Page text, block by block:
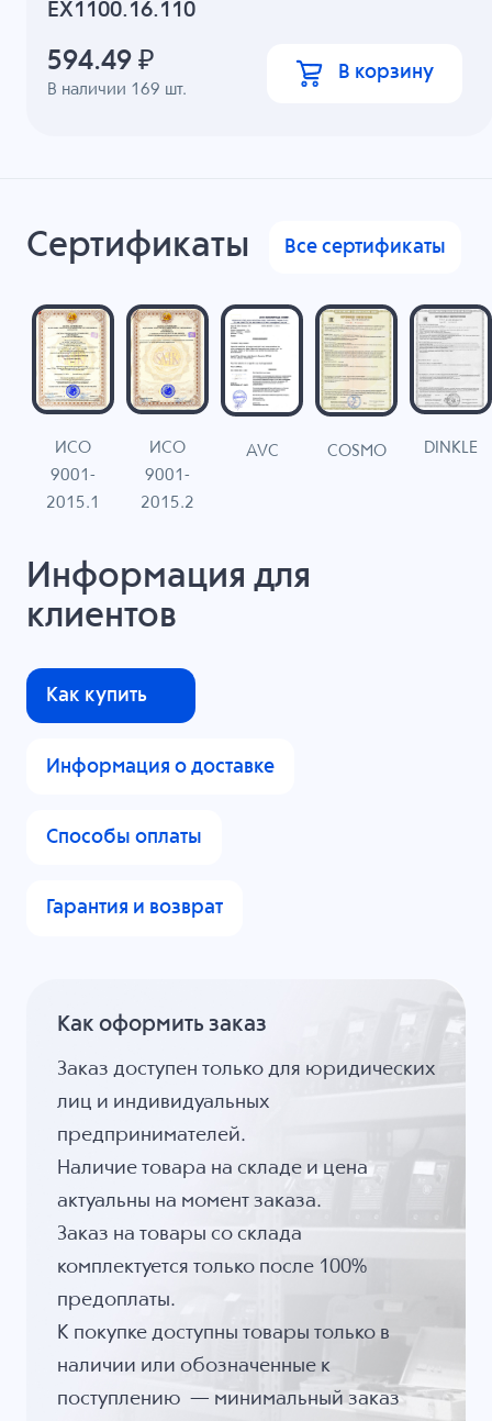
EX1100.16.110
В наличии 169 шт.
594.49 ₽ В корзину
Сертификаты Все сертификаты
ИСО
9001-
2015.1
ИСО
9001-
2015.2
AVC COSMO DINKLE
Информация для
клиентов
Как купить
Информация о доставке
Способы оплаты
Гарантия и возврат
Как оформить заказ
Заказ доступен только для юридических
лиц и индивидуальных
предпринимателей.
Наличие товара на складе и цена
актуальны на момент заказа.
Заказ на товары со склада
комплектуется только после 100%
предоплаты.
К покупке доступны товары только в
наличии или обозначенные к
поступлению — минимальный заказ